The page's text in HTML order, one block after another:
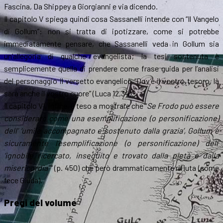
Fascina, Da Shippey a Giorgianni e via dicendo.
Il capitolo V spiega quindi cosa Sassanelli intende con “Il Vangelo
di Gollum”: non si tratta di ipotizzare, come si potrebbe
immediatamente pensare, che Sassanelli veda in Gollum sia
un’allegoria di qualche evangelista; la tesi sostenuta è
semplicemente quella di prendere come frase guida per l’analisi
del personaggio il versetto evangelico “Dov’è il vostro tesoro, là
sarà anche il vostro cuore” (Luca 12,34).
Il capitolo VI, infine, è teso a mostrare che “Se Frodo può essere
considerato come una esemplificazione (o personificazione)
dell’ ‘umile accompagnato e sostenuto dalla grazia’, Gollum è
sicuramente l’esemplificazione (o personificazione) dell’
‘ignobile ricercato, inseguito e trovato dalla pietà e dalla
misericordia’” (p. 450) che però drammaticamente rifiuta (come
fece Giuda).
Pregi del volume